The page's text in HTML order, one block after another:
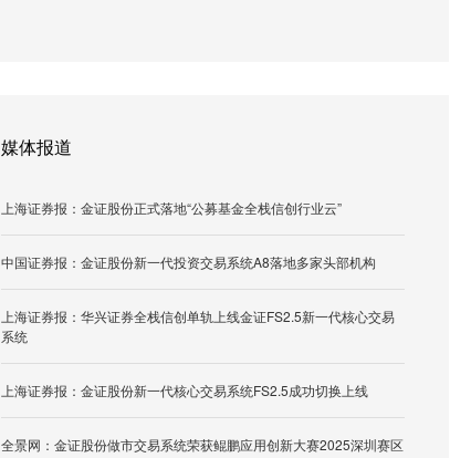
媒体报道
上海证券报：金证股份正式落地“公募基金全栈信创行业云”
中国证券报：金证股份新一代投资交易系统A8落地多家头部机构
上海证券报：华兴证券全栈信创单轨上线金证FS2.5新一代核心交易
系统
上海证券报：金证股份新一代核心交易系统FS2.5成功切换上线
全景网：金证股份做市交易系统荣获鲲鹏应用创新大赛2025深圳赛区